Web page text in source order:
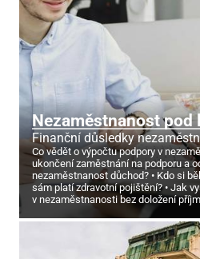
Nezaměstnanost pod
Finanční důsledky
Co vědět o výpočtu podpory v
ukončení zaměstnání na podporu a
nezaměstnanost důchod?
Kdo si
sám platí zdravotní pojištění?
Jak
v nezaměstnanosti bez doložení